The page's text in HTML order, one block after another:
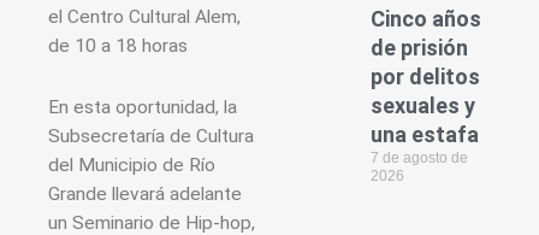
el Centro Cultural Alem,
de 10 a 18 horas
En esta oportunidad, la
Subsecretaría de Cultura
del Municipio de Río
Grande llevará adelante
un Seminario de Hip-hop,
Cinco años
de prisión
por delitos
sexuales y
una estafa
7 de agosto de
2026